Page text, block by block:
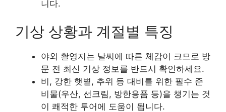
니다.
기상 상황과 계절별 특징
야외 촬영지는 날씨에 따른 체감이 크므로 방
문 전 최신 기상 정보를 반드시 확인하세요.
비, 강한 햇볕, 추위 등 대비를 위한 필수 준
비물(우산, 선크림, 방한용품 등)을 챙기는 것
이 쾌적한 투어에 도움이 됩니다.